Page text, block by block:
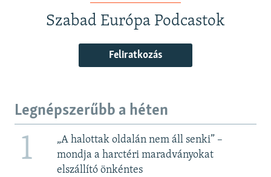
Szabad Európa Podcastok
Feliratkozás
Legnépszerűbb a héten
1
„A halottak oldalán nem áll senki” –
mondja a harctéri maradványokat
elszállító önkéntes